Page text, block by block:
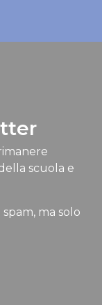
scuola e
ma solo